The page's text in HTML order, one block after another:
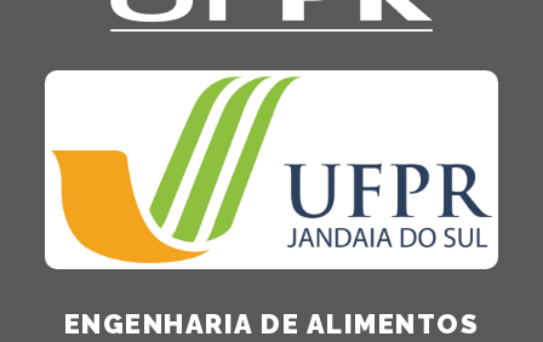
ENGENHARIA DE ALIMENTOS